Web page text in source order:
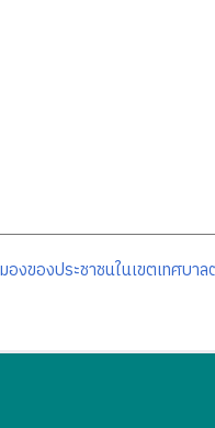
ของประชาชนในเขตเทศบาล